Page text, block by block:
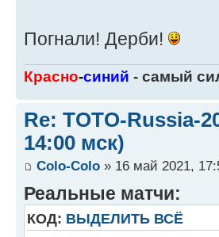
Погнали! Дерби!
Красно-синий - самый
Re: TOTO-Russia-
14:00 мск)
Colo-Colo » 16 май 2021,
Реальные матчи:
КОД: ВЫДЕЛИТЬ ВСЁ